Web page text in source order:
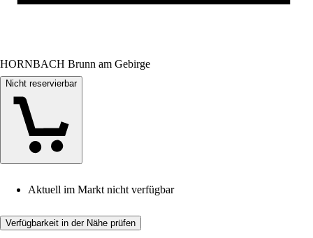
HORNBACH Brunn am Gebirge
Nicht reservierbar
Aktuell im Markt nicht verfügbar
Verfügbarkeit in der Nähe prüfen